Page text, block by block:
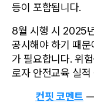
등이 포함됩니다.
8월 시행 시 2025
공시해야 하기 때문
가 필요합니다. 위
로자 안전교육 실
컨핏 코멘트 —